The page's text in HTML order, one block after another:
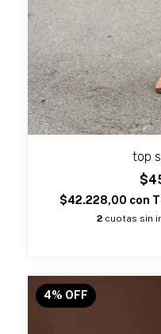
top
$42.228,00 con
2 cuotas sin
4% OFF